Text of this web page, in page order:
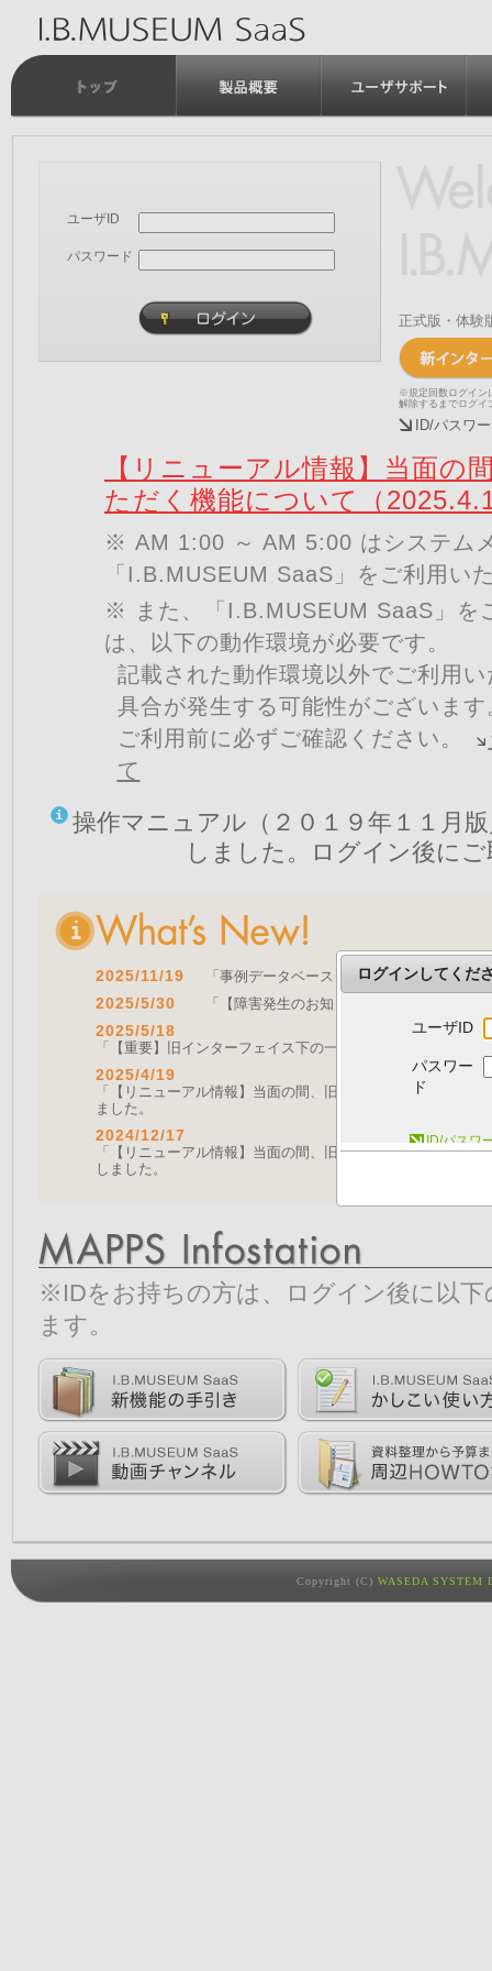
ユーザID
パスワード
正式版・体験
※規定回数ログイン
解除するまでログイ
ID/パスワ
【リニューアル情報】当面の
ただく機能について（
※ AM 1:00 ～ AM 5:00 はシステム
「I.B.MUSEUM SaaS」をご利用い
※ また、「I.B.MUSEUM SaaS」を
は、以下の動作環境が必要です。
記載された動作環境以外でご利用
具合が発生する可能性がございます
ご利用前に必ずご確認ください。
て
操作マニュアル（２０１９年１１月
しました。ログイン後に
2025/11/19 「事例データベースを公開しました」 をア
2025/5/30 「【障害発生のお知らせ｜復旧済み】Web
2025/5/18
「【重要】旧インターフェイス下の一部機能の停止につい
2025/4/19
「【リニューアル情報】当面の間、旧画面をご利用いただ
ました。
2024/12/17
「【リニューアル情報】当面の間、旧画面をご利用いただ
しました。
※IDをお持ちの方は、ログイン後に以
ます。
Copyright (C) WASEDA SYSTEM
ログインしてくだ
ユーザID
パスワー
ド
ID/パスワ